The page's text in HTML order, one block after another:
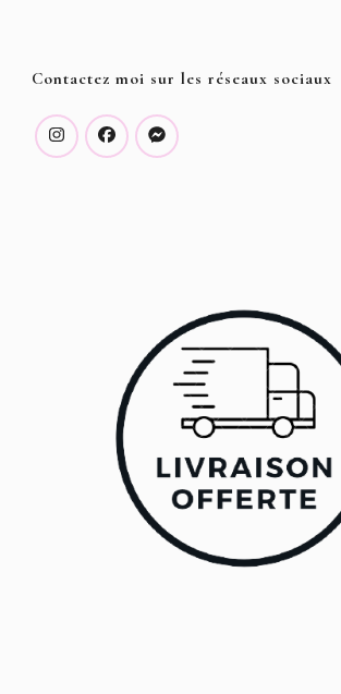
Contactez moi sur les réseaux sociaux